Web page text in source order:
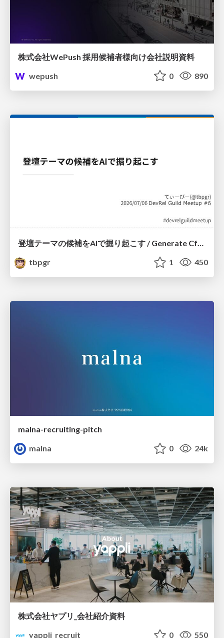
株式会社WePush 採用候補者様向け会社説明資料
wepush
0 890
登壇テーマの候補をAIで掘り起こす / Generate CfP Ideas via-AI
tbpgr
1 450
malna-recruiting-pitch
malna
0 24k
株式会社ヤプリ_会社紹介資料
yappli_recruit
0 550